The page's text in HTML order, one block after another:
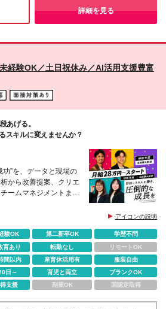
支給 ※上記は目安であり、選考結果によって
可能性もございます。 ※試用期間3ヶ月（試
詳細を見る
経験OK／土日祝休み／AI活用支援豊富
あげる。
スキルに変えませんか？
”を、データと現場の
から改善提案、クリエ
ームマネジメントまで
アイコンの説明
験OK 第二新卒OK
学歴不問
育あり 転勤なし
リモートOK
間以内 産育休活用有
服装自由
日～ 育児と両立
ブランクOK
支援 副業OK 国認定取得